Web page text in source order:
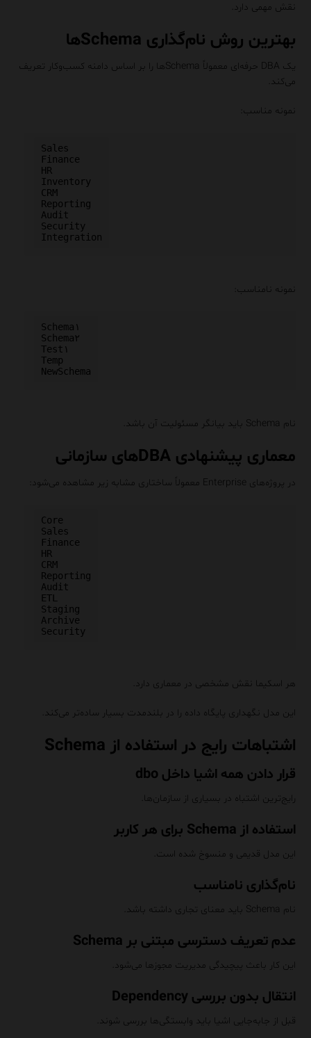
نقش مهمی دارد.
بهترین روش نام‌گذاری Schemaها
یک DBA حرفه‌ای معمولاً Schemaها را بر اساس دامنه کسب‌وکار تعریف
می‌کند.
نمونه مناسب:
Sales
Finance
HR
Inventory
CRM
Reporting
Audit
Security
نمونه نامناسب:
Schema۱
Schema۲
Test۱
Temp
نام Schema باید بیانگر مسئولیت آن باشد.
معماری پیشنهادی DBAهای سازمانی
در پروژه‌های Enterprise معمولاً ساختاری مشابه زیر مشاهده می‌شود:
Core
Sales
Finance
HR
CRM
Reporting
Audit
ETL
Staging
Archive
هر اسکیما نقش مشخصی در معماری دارد.
این مدل نگهداری پایگاه داده را در بلندمدت بسیار ساده‌تر می‌کند.
اشتباهات رایج در استفاده از Schema
قرار دادن همه اشیا داخل dbo
رایج‌ترین اشتباه در بسیاری از سازمان‌ها.
استفاده از Schema برای هر کاربر
این مدل قدیمی و منسوخ شده است.
نام‌گذاری نامناسب
نام Schema باید معنای تجاری داشته باشد.
عدم تعریف دسترسی مبتنی بر Schema
این کار باعث پیچیدگی مدیریت مجوزها می‌شود.
انتقال بدون بررسی Dependency
قبل از جابه‌جایی اشیا باید وابستگی‌ها بررسی شوند.